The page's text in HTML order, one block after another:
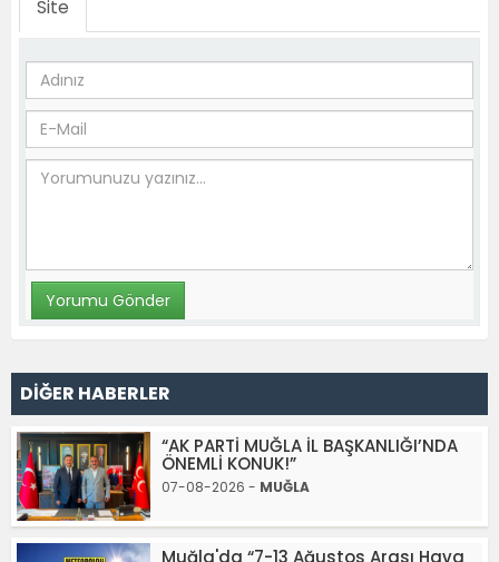
Site
DİĞER HABERLER
“AK PARTİ MUĞLA İL BAŞKANLIĞI’NDA
ÖNEMLİ KONUK!”
07-08-2026 - MUĞLA